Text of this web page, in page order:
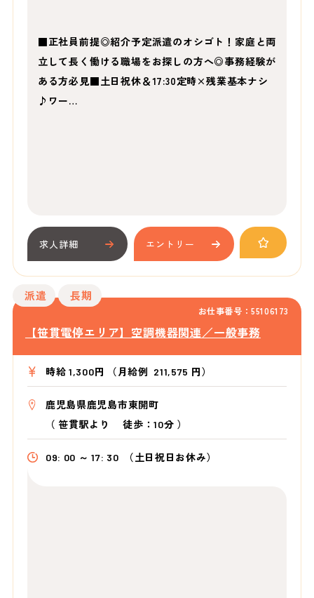
■正社員前提◎紹介予定派遣のオシゴト！家庭と両
立して長く働ける職場をお探しの方へ◎事務経験が
ある方必見■土日祝休＆17:30定時×残業基本ナシ
♪ワー…
求人詳細 エントリー
お仕事番号：55106173
派遣 長期
【笹貫電停エリア】空調機器関連／一般事務
時給 1,300円 （月給例 211,575 円）
鹿児島県鹿児島市東開町
（ 笹貫駅より徒歩：10分 ）
09: 00 ～ 17: 30 （土日祝日お休み）